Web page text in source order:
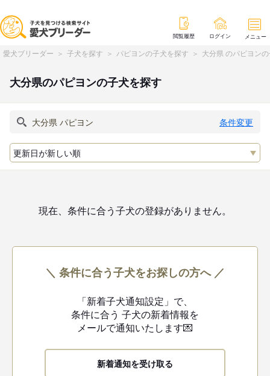
閲覧履歴 ログイン メニュー
愛犬ブリーダー 子犬を探す パピヨンの子犬を探す 大分県 のパピヨン
大分県のパピヨンの子犬を探す
条件変更
現在、条件に合う子犬の登録がありません。
＼ 条件に合う子犬をお探しの方へ ／
「新着子犬通知設定」で、
条件に合う 子犬の新着情報を
メールで通知いたします💌
新着通知を受け取る